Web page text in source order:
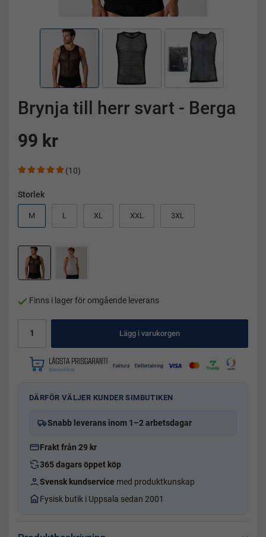
Brynja till herr svart - Berga
99 kr
(10)
Storlek
M L XL XXL 3XL
Finns i lager för omgående leverans
Lägg i varukorgen
DÄRFÖR VÄLJER KUNDER SIMBUTIKEN
Snabb leverans inom 1–2 arbetsdagar
Frakt från 29 kr
365 dagars öppet köp
Svensk kundservice med produktkunskap
Fysisk butik i Uppsala sedan 2001